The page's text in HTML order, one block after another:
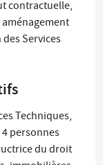
contractuelle,
Services
Techniques,
personnes
du droit